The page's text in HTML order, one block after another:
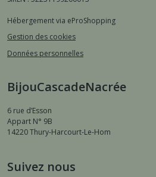
Hébergement via eProShopping
Gestion des cookies
Données personnelles
BijouCascadeNacrée
6 rue d’Esson
Appart N° 9B
14220Thury-Harcourt-Le-Hom
Suivez nous